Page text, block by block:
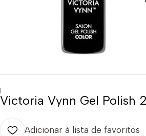
|
Victoria Vynn Gel Polish
Adicionar à lista de favoritos